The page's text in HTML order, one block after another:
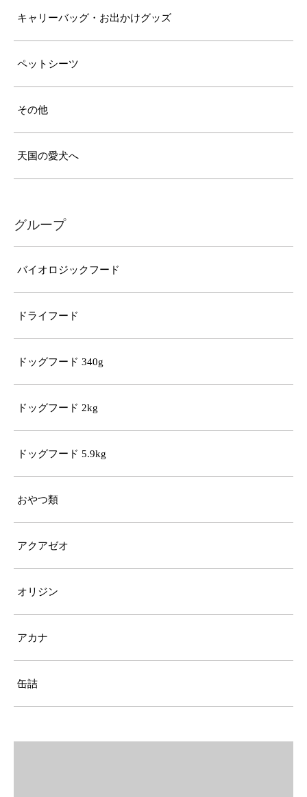
キャリーバッグ・お出かけグッズ
ペットシーツ
その他
天国の愛犬へ
グループ
バイオロジックフード
ドライフード
ドッグフード 340g
ドッグフード 2kg
ドッグフード 5.9kg
おやつ類
アクアゼオ
オリジン
アカナ
缶詰